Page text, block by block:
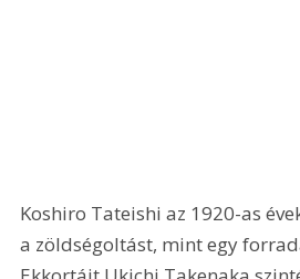
Koshiro Tateishi az 1920-as
a zöldségoltást, mint egy